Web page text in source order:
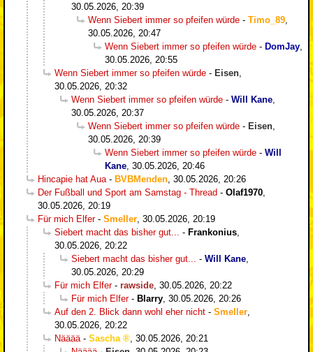
30.05.2026, 20:39
Wenn Siebert immer so pfeifen würde - Timo_89
30.05.2026, 20:47
Wenn Siebert immer so pfeifen würde - DomJay
30.05.2026, 20:55
Wenn Siebert immer so pfeifen würde - Eisen
30.05.2026, 20:32
Wenn Siebert immer so pfeifen würde - Will Kane
30.05.2026, 20:37
Wenn Siebert immer so pfeifen würde - Eisen
30.05.2026, 20:39
Wenn Siebert immer so pfeifen würde - Will
Kane 30.05.2026, 20:46
Hincapie hat Aua - BVBMenden 30.05.2026, 20:26
Der Fußball und Sport am Samstag - Thread - Olaf1970
30.05.2026, 20:19
Für mich Elfer- Smeller 30.05.2026, 20:19
Siebert macht das bisher gut...
- Frankonius
30.05.2026, 20:22
Siebert macht das bisher gut...
- Will Kane
30.05.2026, 20:29
Für mich Elfer- rawside 30.05.2026, 20:22
Für mich Elfer- Blarry 30.05.2026, 20:26
Auf den 2. Blick dann wohl eher nicht - Smeller
30.05.2026, 20:22
Nääää - Sascha
30.05.2026, 20:21